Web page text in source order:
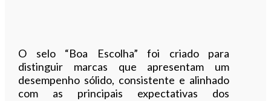
O selo “Boa Escolha” foi criado para
distinguir marcas que apresentam um
desempenho sólido, consistente e alinhado
com as principais expectativas dos